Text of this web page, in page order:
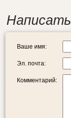
Ваше имя:
Эл. почта:
Комментарий: